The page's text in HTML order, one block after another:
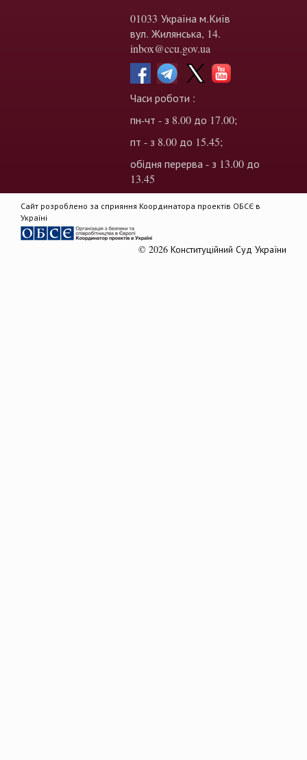
01033 Україна м.Київ
вул. Жилянська, 14.
inbox@ccu.gov.ua
Часи роботи :
пн-чт - з 8.00 до 17.00;
пт - з 8.00 до 15.45;
обідня перерва - з 13.00 до
13.45
Сайт розроблено за сприяння Координатора проектів ОБСЄ в
Україні
© 2026 Конституційний Суд України